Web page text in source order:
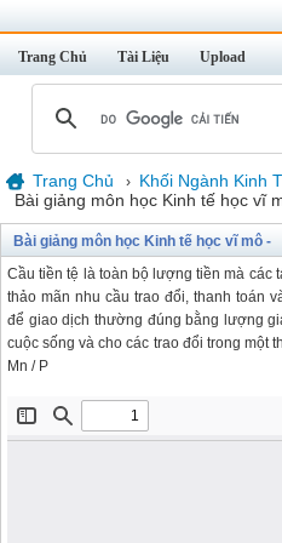
Trang Chủ Tài Liệu Upload
Trang Chủ › Khối Ngành Kinh
Bài giảng môn học Kinh tế học vĩ
Bài giảng môn học Kinh tế học vĩ mô -
Cầu tiền tệ là toàn bộ lượng tiền mà các
thảo mãn nhu cầu trao đổi, thanh toán
để giao dịch thường đúng bằng lượng
cuộc sống và cho các trao đổi trong một
Mn / P